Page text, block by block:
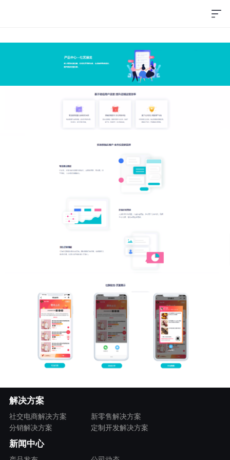
解决方案
社交电商解决方案
新零售解决方案
分销解决方案
定制开发解决方案
新闻中心